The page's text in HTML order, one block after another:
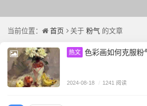
当前位置： 首页 关于 粉气 的文章
热文 色彩画如何克服粉
2024-08-18 / 1241 阅读